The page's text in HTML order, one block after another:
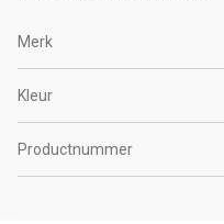
Merk
Kleur
Productnummer